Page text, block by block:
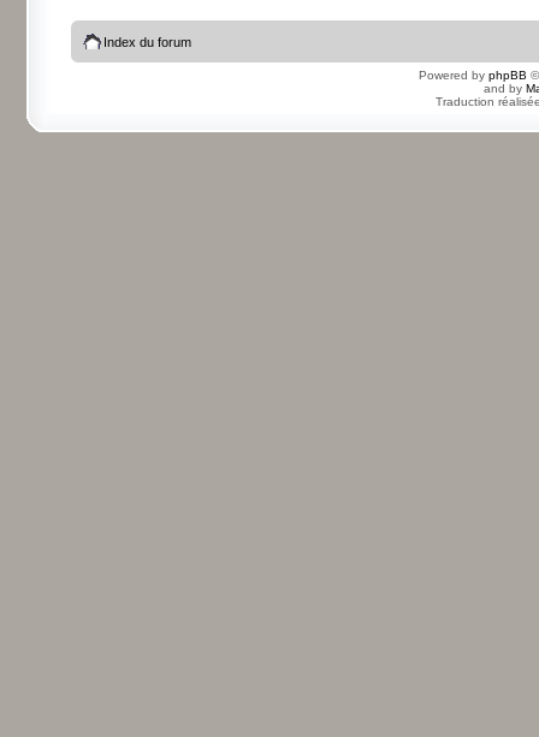
Index du forum
Powered by phpBB
and by
Traduction